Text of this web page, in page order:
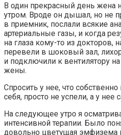
В один прекрасный день жена
утром. Вроде он дышал, но не
в приемник, послали всякие
артериальные газы, и когда
на глаза кому-то из докторов,
перевели в шоковый зал,
и подключили к вентилятору
жены.
Спросить у нее, что
себя, просто не успели, а у нее
На следующее утро я
интенсивной терапии. Было
довольно цветущая эмфизема